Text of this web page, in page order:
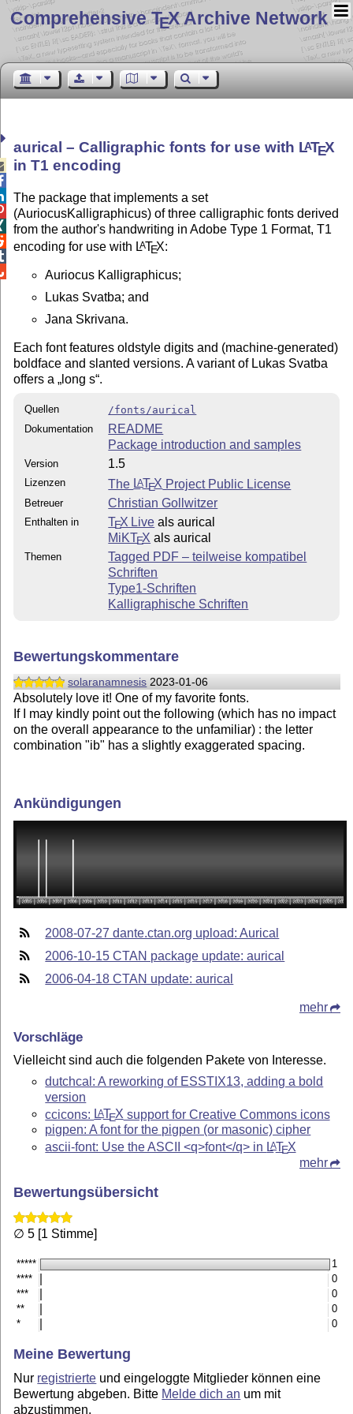
Comprehensive TEX Archive Network
aurical – Calligraphic fonts for use with LATEX
in T1 encoding
The package that implements a set
(AuriocusKalligraphicus) of three calligraphic fonts derived
from the author's handwriting in Adobe Type 1 Format, T1
encoding for use with LATEX:
Auriocus Kalligraphicus;
Lukas Svatba; and
Jana Skrivana.
Each font features oldstyle digits and (machine-generated)
boldface and slanted versions. A variant of Lukas Svatba
offers a long s .
Quellen
/fonts/aurical
Dokumentation
README
Package introduction and samples
Version 1.5
Lizenzen The LATEX Project Public License
Betreuer Christian Gollwitzer
Enthalten in TEX Live als aurical
MiKTEX als aurical
Themen
Tagged PDF – teilweise kompatibel
Schriften
Type1-Schriften
Kalligraphische Schriften
Bewertungskommentare
solaranamnesis 2023-01-06
Absolutely love it! One of my favorite fonts.
If I may kindly point out the following (which has no impact
on the overall appearance to the unfamiliar) : the letter
combination "ib" has a slightly exaggerated spacing.
Ankündigungen
2008-07-27 dante.ctan.org upload: Aurical
2006-10-15 CTAN package update: aurical
2006-04-18 CTAN update: aurical
mehr
Vorschläge
Vielleicht sind auch die folgenden Pakete von Interesse.
dutchcal: A reworking of ESSTIX13, adding a bold
version
ccicons: LATEX support for Creative Commons icons
pigpen: A font for the pigpen (or masonic) cipher
ascii-font: Use the ASCII <q>font</q> in LATEX
mehr
Bewertungsübersicht
∅ 5 [1 Stimme]
*****
1
****
0
***
0
**
0
*
0
Meine Bewertung
Nur registrierte und eingeloggte Mitglieder können eine
Bewertung abgeben. Bitte Melde dich an um mit
abzustimmen.